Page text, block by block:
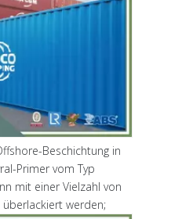
Beschichtung in
Primer vom Typ
mit einer Vielzahl von
werden;